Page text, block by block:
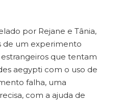
por Rejane e Tânia,
de um experimento
que tentam
aegypti com o uso de
falha, uma
com a ajuda de